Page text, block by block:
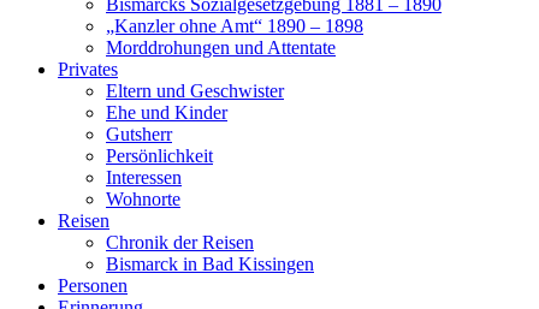
„Kanzler ohne Amt“ 1890 – 1898
Morddrohungen und Attentate
Privates
Eltern und Geschwister
Ehe und Kinder
Gutsherr
Persönlichkeit
Interessen
Wohnorte
Reisen
Chronik der Reisen
Bismarck in Bad Kissingen
Personen